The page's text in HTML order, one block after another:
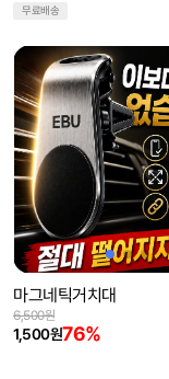
무료배송
마그네틱거치대
1,500원76%
6,500원